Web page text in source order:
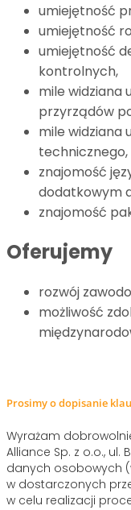
umiejętność
umiejętność
umiejętność
kontrolnych,
mile widziana
przyrządów
mile widziana
technicznego,
znajomość
dodatkowym
znajomość
Oferujemy
rozwój
możliwość
Prosimy o dopisanie
Wyrażam
Alliance Sp. z o.o., ul.
danych osobowych
w dostarczonych
w celu realizacji